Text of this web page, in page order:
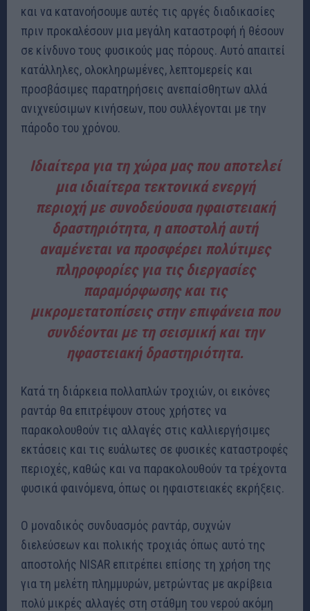
και να κατανοήσουμε αυτές τις αργές διαδικασίες
πριν προκαλέσουν μια μεγάλη καταστροφή ή θέσουν
σε κίνδυνο τους φυσικούς μας πόρους. Αυτό απαιτεί
κατάλληλες, ολοκληρωμένες, λεπτομερείς και
προσβάσιμες παρατηρήσεις ανεπαίσθητων αλλά
ανιχνεύσιμων κινήσεων, που συλλέγονται με την
πάροδο του χρόνου.
Ιδιαίτερα για τη χώρα μας που αποτελεί
μια ιδιαίτερα τεκτονικά ενεργή
περιοχή με συνοδεύουσα ηφαιστειακή
δραστηριότητα, η αποστολή αυτή
αναμένεται να προσφέρει πολύτιμες
πληροφορίες για τις διεργασίες
παραμόρφωσης και τις
μικρομετατοπίσεις στην επιφάνεια που
συνδέονται με τη σεισμική και την
ηφαστειακή δραστηριότητα.
Κατά τη διάρκεια πολλαπλών τροχιών, οι εικόνες
ραντάρ θα επιτρέψουν στους χρήστες να
παρακολουθούν τις αλλαγές στις καλλιεργήσιμες
εκτάσεις και τις ευάλωτες σε φυσικές καταστροφές
περιοχές, καθώς και να παρακολουθούν τα τρέχοντα
φυσικά φαινόμενα, όπως οι ηφαιστειακές εκρήξεις.
Ο μοναδικός συνδυασμός ραντάρ, συχνών
διελεύσεων και πολικής τροχιάς όπως αυτό της
αποστολής NISAR επιτρέπει επίσης τη χρήση της
για τη μελέτη πλημμυρών, μετρώντας με ακρίβεια
πολύ μικρές αλλαγές στη στάθμη του νερού ακόμη